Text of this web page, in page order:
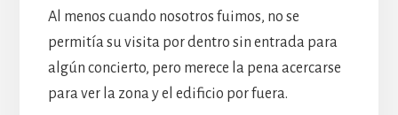
Al menos cuando nosotros fuimos, no se
permitía su visita por dentro sin entrada para
algún concierto, pero merece la pena acercarse
para ver la zona y el edificio por fuera.